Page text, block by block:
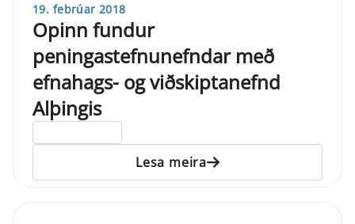
19. febrúar 2018
Opinn fundur
peningastefnunefndar með
efnahags- og viðskiptanefnd
Alþingis
Lesa meira